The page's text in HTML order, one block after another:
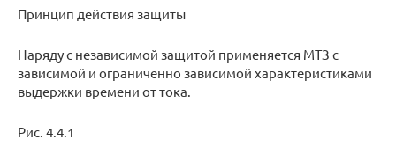
Принцип действия защиты
Наряду с независимой защитой применяется МТЗ с
зависимой и ограниченно зависимой характеристиками
выдержки времени от тока.
Рис. 4.4.1